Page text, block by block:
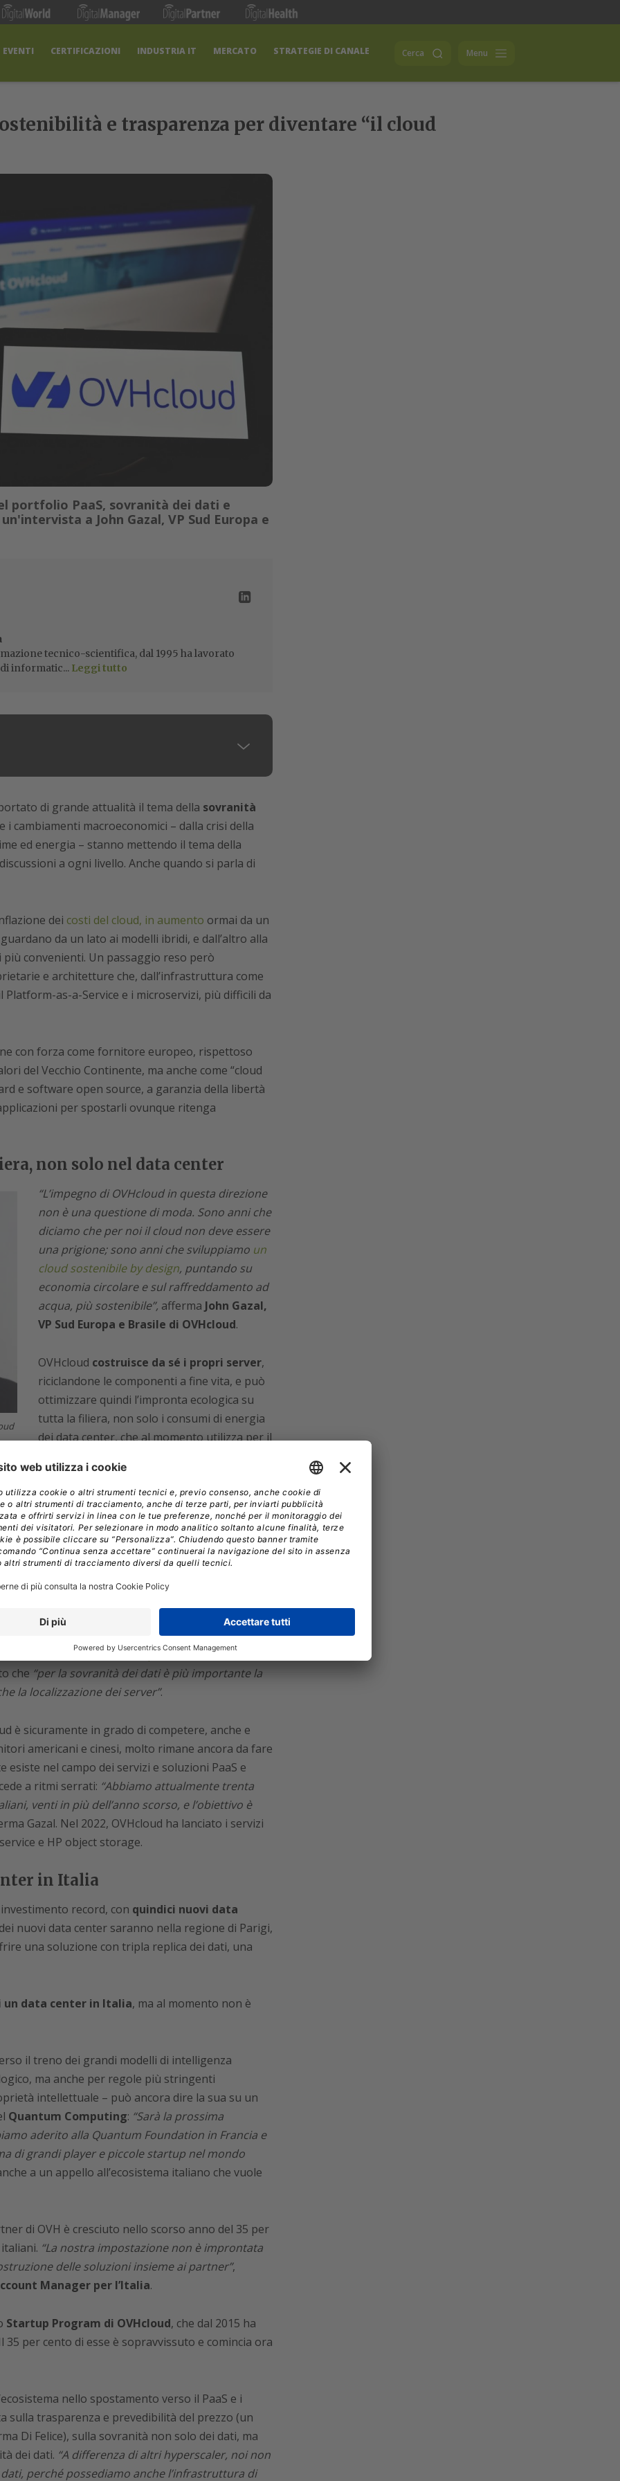
EVENTI CERTIFICAZIONI INDUSTRIA IT MERCATO STRATEGIE DI CANALE Cerca Menu
e trasparenza per diventare “il cloud
portfolio PaaS, sovranità dei dati e
a John Gazal, VP Sud Europa e
tecnico-scientifica, dal 1995 ha lavorato
informatic... Leggi tutto
di grande attualità il tema della sovranità
i cambiamenti macroeconomici – dalla crisi della
ed energia – stanno mettendo il tema della
a ogni livello. Anche quando si parla di
dei costi del cloud, in aumento ormai da un
da un lato ai modelli ibridi, e dall’altro alla
convenienti. Un passaggio reso però
e architetture che, dall’infrastruttura come
as-a-Service e i microservizi, più difficili da
con forza come fornitore europeo, rispettoso
del Vecchio Continente, ma anche come “cloud
e software open source, a garanzia della libertà
per spostarli ovunque ritenga
non solo nel data center
“L’impegno di OVHcloud in questa direzione
non è una questione di moda. Sono anni che
diciamo che per noi il cloud non deve essere
una prigione; sono anni che sviluppiamo un
cloud sostenibile by design, puntando su
economia circolare e sul raffreddamento ad
acqua, più sostenibile”, afferma John Gazal,
VP Sud Europa e Brasile di OVHcloud.
OVHcloud costruisce da sé i propri server,
riciclandone le componenti a fine vita, e può
ottimizzare quindi l’impronta ecologica su
tutta la filiera, non solo i consumi di energia
dei data center, che al momento utilizza per il
anche annunciato che sarà disponibile dal primo
di CO2che i clienti potranno utilizzare per le
sostenibilità.
dati
sta per lanciare un’etichetta chiamata
clienti che i propri dati sono al sicuro da qualsiasi
soprattutto per i clienti di servizi PaaS e
il nodo tra Stati Uniti ed Europa sui trasferimento di
che “per la sovranità dei dati è più importante la
la localizzazione dei server”.
è sicuramente in grado di competere, anche e
americani e cinesi, molto rimane ancora da fare
nel campo dei servizi e soluzioni PaaS e
a ritmi serrati: “Abbiamo attualmente trenta
venti in più dell’anno scorso, e l’obiettivo è
Gazal. Nel 2022, OVHcloud ha lanciato i servizi
e HP object storage.
in Italia
record, con quindici nuovi data
nuovi data center saranno nella regione di Parigi,
una soluzione con tripla replica dei dati, una
un data center in Italia, ma al momento non è
il treno dei grandi modelli di intelligenza
ma anche per regole più stringenti
intellettuale – può ancora dire la sua su un
Quantum Computing: “Sarà la prossima
aderito alla Quantum Foundation in Francia e
di grandi player e piccole startup nel mondo
a un appello all’ecosistema italiano che vuole
di OVH è cresciuto nello scorso anno del 35 per
“La nostra impostazione non è improntata
delle soluzioni insieme ai partner”,
Manager per l’Italia.
Startup Program di OVHcloud, che dal 2015 ha
per cento di esse è sopravvissuto e comincia ora
nello spostamento verso il PaaS e i
sulla trasparenza e prevedibilità del prezzo (un
Di Felice), sulla sovranità non solo dei dati, ma
dei dati. “A differenza di altri hyperscaler, noi non
perché possediamo anche l’infrastruttura di